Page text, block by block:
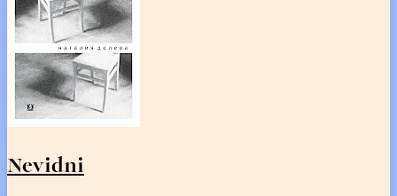
Nevidni